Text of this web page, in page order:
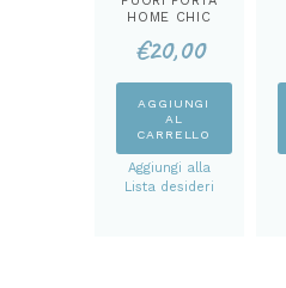
HOME CHIC
€20,00
AGGIUNGI
AL
CARRELLO
Aggiungi alla
Lista desideri